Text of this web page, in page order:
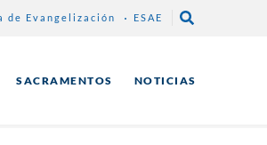
de Evangelización ESAE
SACRAMENTOS NOTICIAS